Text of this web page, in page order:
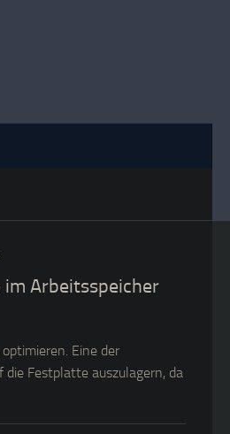
im Arbeitsspeicher
Eine der
Festplatte auszulagern, da